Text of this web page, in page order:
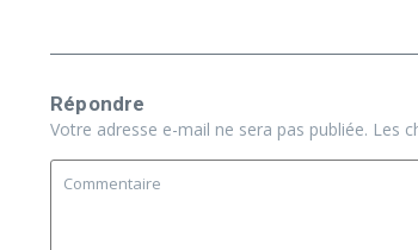
Répondre
Votre adresse e-mail ne sera pas publiée. Les